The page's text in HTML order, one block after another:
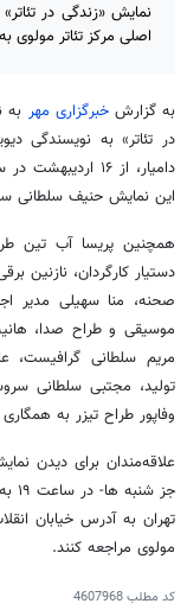
اصلی مرکز تئاتر مولوی
به گزارشخبرگزاری مهر به
در تئاتر» به نویسندگی
دامیار، از ۱۶
این نمایش حنیف سلطانی
همچنین پریسا آب تین
دستیار کارگردان، نازنین
صحنه، منا سهیلی مدیر
موسیقی و طراح صدا،
مریم سلطانی گرافیست،
تولید، مجتبی سلطانی
وفاپور طراح تیزر به
مولوی مراجعه کنند.
کد مطلب4607968